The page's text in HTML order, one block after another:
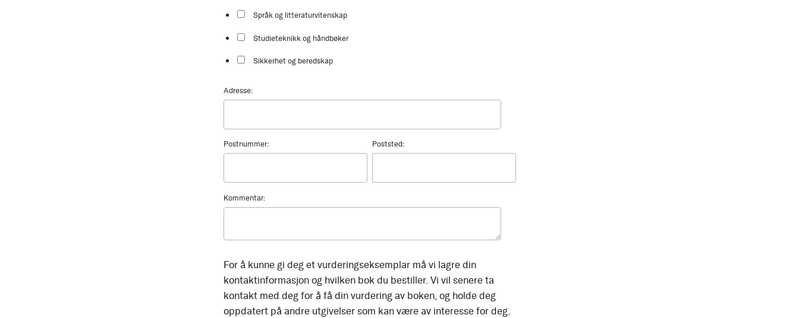
Språk og litteraturvitenskap
Studieteknikk og håndbøker
Sikkerhet og beredskap
Adresse:
Postnummer: Poststed:
Kommentar:
For å kunne gi deg et vurderingseksemplar må vi lagre din
kontaktinformasjon og hvilken bok du bestiller. Vi vil senere ta
kontakt med deg for å få din vurdering av boken, og holde deg
oppdatert på andre utgivelser som kan være av interesse for deg.